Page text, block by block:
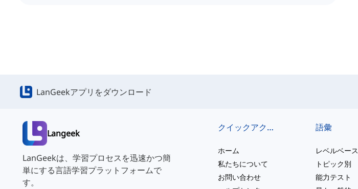
LanGeekアプリをダウンロード
Langeek
LanGeekは、学習プロセスを迅速かつ簡
単にする言語学習プラットフォームで
す。
クイックアクセス
ホーム
私たちについて
お問い合わせ
語彙
レベルベース
トピック別
能力テスト